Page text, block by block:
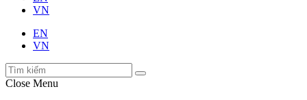
VN
EN
VN
Close Menu